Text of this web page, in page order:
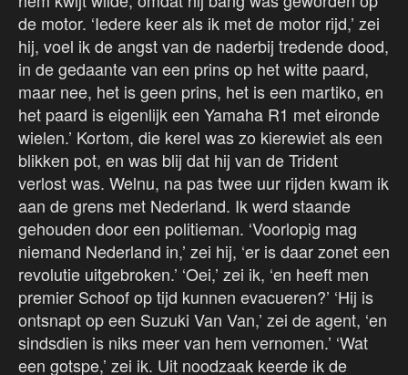
de motor. ‘Iedere keer als ik met de motor rijd,’ zei
hij, voel ik de angst van de naderbij tredende dood,
in de gedaante van een prins op het witte paard,
maar nee, het is geen prins, het is een martiko, en
het paard is eigenlijk een Yamaha R1 met eironde
wielen.’ Kortom, die kerel was zo kierewiet als een
blikken pot, en was blij dat hij van de Trident
verlost was. Welnu, na pas twee uur rijden kwam ik
aan de grens met Nederland. Ik werd staande
gehouden door een politieman. ‘Voorlopig mag
niemand Nederland in,’ zei hij, ‘er is daar zonet een
revolutie uitgebroken.’ ‘Oei,’ zei ik, ‘en heeft men
premier Schoof op tijd kunnen evacueren?’ ‘Hij is
ontsnapt op een Suzuki Van Van,’ zei de agent, ‘en
sindsdien is niks meer van hem vernomen.’ ‘Wat
een gotspe,’ zei ik. Uit noodzaak keerde ik de